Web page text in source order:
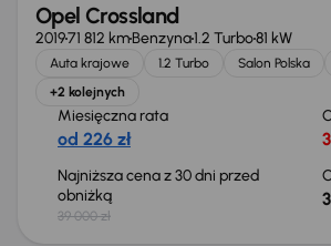
Opel Crossland
201971 812 kmBenzyna1.2 Turbo81 kW
Auta krajowe 1.2 Turbo Salon Polska
+2 kolejnych
Miesięczna rata
od 226 zł
Najniższa cena z 30 dni przed
obniżką
39 000 zł
Taniej o 1 000 zł